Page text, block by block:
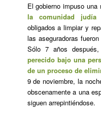
El gobierno impuso una
la comunidad judía
obligados a limpiar y
las aseguradoras
Sólo 7 años después,
perecido bajo una
de un proceso de
9 de noviembre, la
obscenamente a una
siguen arrepintiéndose.